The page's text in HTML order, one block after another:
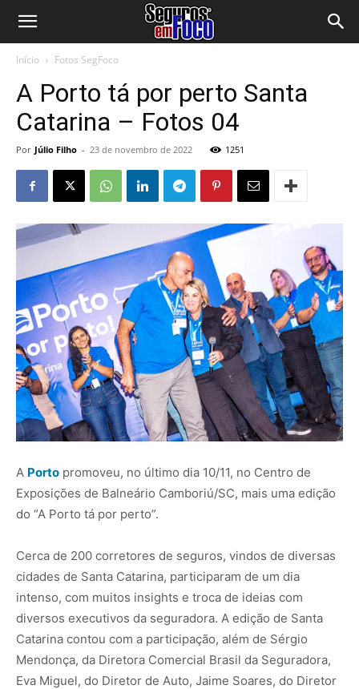
Início Fotos SegFoco
A Porto tá por perto Santa
Catarina – Fotos 04
Por Júlio Filho - 23 de novembro de 2022 1251
A Porto promoveu, no último dia 10/11, no Centro de
Exposições de Balneário Camboriú/SC, mais uma edição
do “A Porto tá por perto”.
Cerca de 200 corretores de seguros, vindos de diversas
cidades de Santa Catarina, participaram de um dia
intenso, com muitos insights e troca de ideias com
diversos executivos da seguradora. A edição de Santa
Catarina contou com a participação, além de Sérgio
Mendonça, da Diretora Comercial Brasil da Seguradora,
Eva Miguel, do Diretor de Auto, Jaime Soares, do Diretor